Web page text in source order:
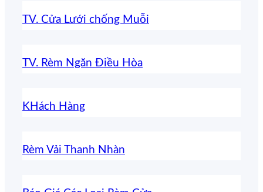
TV. Cửa Lưới chống Muỗi
TV. Rèm Ngăn Điều Hòa
KHách Hàng
Rèm Vải Thanh Nhàn